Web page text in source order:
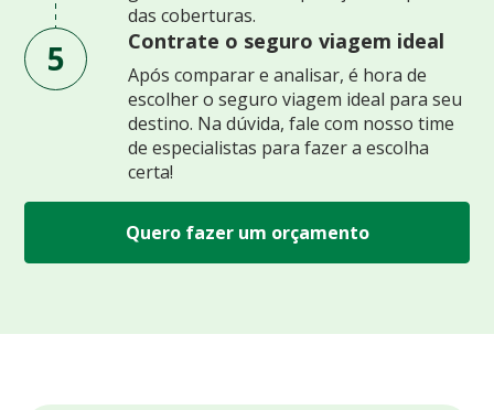
das coberturas.
5 Contrate o seguro viagem ideal
Após comparar e analisar, é hora de
escolher o seguro viagem ideal para seu
destino. Na dúvida, fale com nosso time
de especialistas para fazer a escolha
certa!
Quero fazer um orçamento